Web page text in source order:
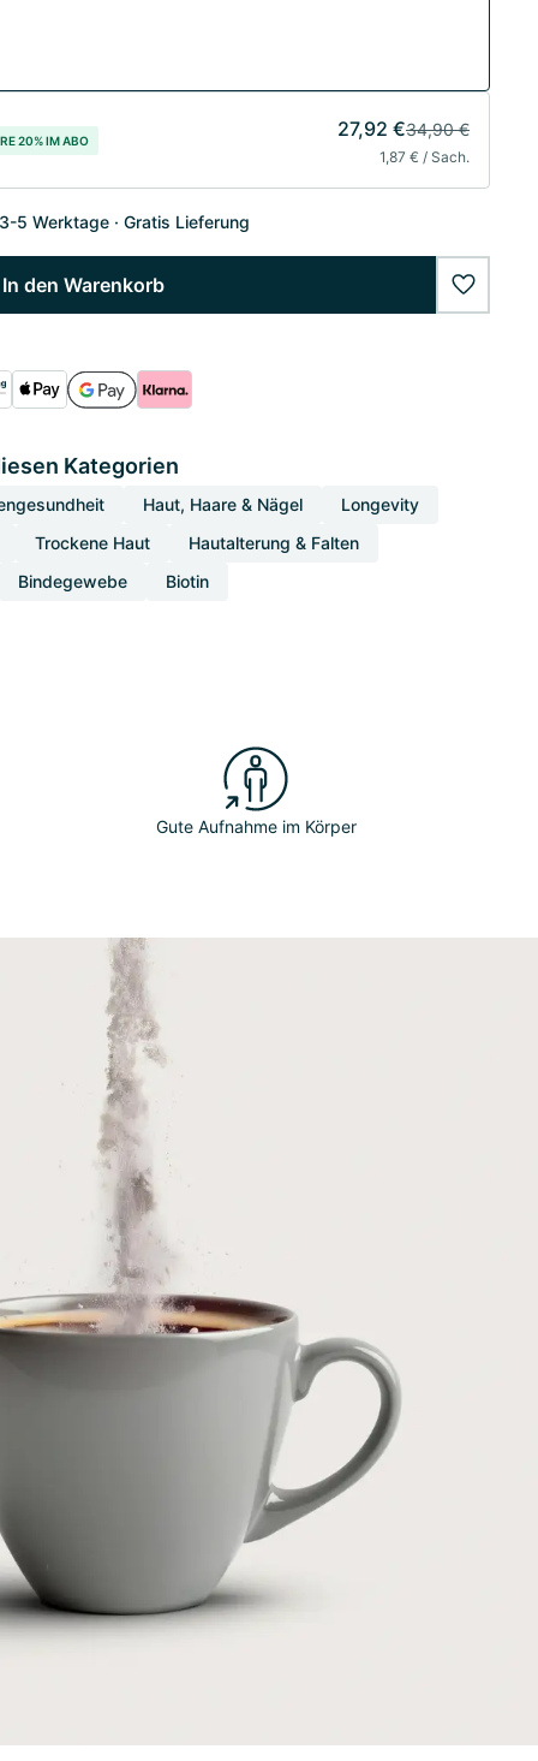
20% IM ABO 27,92 €34,90 €
1,87 € / Sach.
5 Werktage Gratis Lieferung
In den Warenkorb
Kategorien
Haut, Haare & Nägel
Longevity
Trockene Haut
Hautalterung & Falten
Bindegewebe
Biotin
Gute Aufnahme im Körper